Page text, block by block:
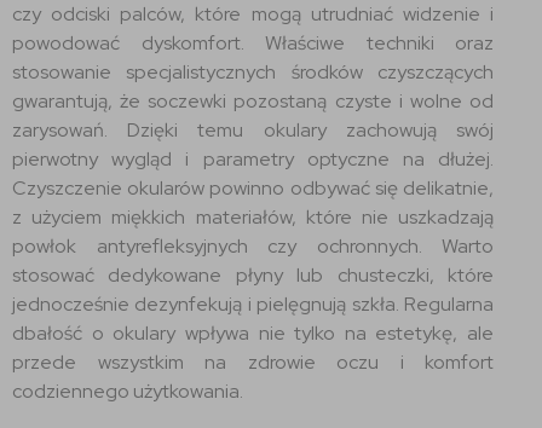
czy odciski palców, które mogą utrudniać widzenie i
powodować dyskomfort. Właściwe techniki oraz
stosowanie specjalistycznych środków czyszczących
gwarantują, że soczewki pozostaną czyste i wolne od
zarysowań. Dzięki temu okulary zachowują swój
pierwotny wygląd i parametry optyczne na dłużej.
Czyszczenie okularów powinno odbywać się delikatnie,
z użyciem miękkich materiałów, które nie uszkadzają
powłok antyrefleksyjnych czy ochronnych. Warto
stosować dedykowane płyny lub chusteczki, które
jednocześnie dezynfekują i pielęgnują szkła. Regularna
dbałość o okulary wpływa nie tylko na estetykę, ale
przede wszystkim na zdrowie oczu i komfort
codziennego użytkowania.